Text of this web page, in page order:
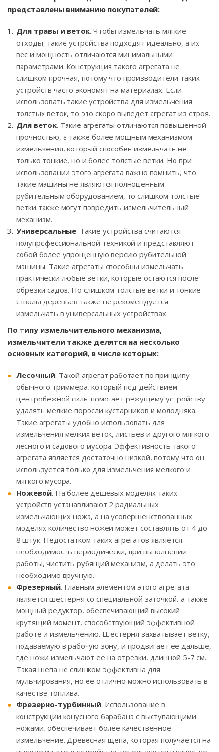
представлены вниманию покупателей:
Для травы и веток. Чтобы измельчать мягкие
отходы, такие устройства подходят идеально, а их
вес и мощность отличаются минимальными
параметрами. Конструкция такого агрегата не
слишком прочная, потому что производители таких
устройств часто экономят на материалах. Если
использовать такие устройства для измельчения
толстых веток, то это скоро выведет агрегат из строя.
Для веток. Такие агрегаты отличаются повышенной
прочностью, а также более мощным механизмом
измельчения, который способен измельчать не
только тонкие, но и более толстые ветки. Но при
использовании этого агрегата важно помнить, что
такие машины не являются полноценным
рубительным оборудованием, то слишком толстые
ветки также могут повредить измельчительный
механизм.
Универсальные. Такие устройства считаются
полупрофессиональной техникой и представляют
собой более упрощенную версию рубительной
машины. Такие агрегаты способны измельчать
практически любые ветки, которые остаются после
обрезки садов. Но слишком толстые ветки и тонкие
стволы деревьев также не рекомендуется
измельчать в универсальных устройствах.
По типу измельчительного механизма,
измельчители также делятся на несколько
основных категорий, в числе которых:
Лесочный. Такой агрегат работает по принципу
обычного триммера, который под действием
центробежной силы помогает режущему устройству
удалять мелкие поросли кустарников и молодняка.
Такие агрегаты удобно использовать для
измельчения мелких веток, листьев и другого мягкого
лесного и садового мусора. Эффективность такого
агрегата является достаточно низкой, потому что он
используется только для измельчения мелкого и
мягкого мусора.
Ножевой. На более дешевых моделях таких
устройств устанавливают 2 радиальных
измельчающих ножа, а на усовершенствованных
моделях количество ножей может составлять от 4 до
8 штук. Недостатком таких агрегатов является
необходимость периодически, при выполнении
работы, чистить рубящий механизм, а делать это
необходимо вручную.
Фрезерный. Главным элементом этого агрегата
является шестерня со специальной заточкой, а также
мощный редуктор, обеспечивающий высокий
крутящий момент, способствующий эффективной
работе и измельчению. Шестерня захватывает ветку,
подаваемую в рабочую зону, и продвигает ее дальше,
где ножи измельчают ее на отрезки, длинной 5-7 см.
Такая щепа не слишком эффективна для
мульчирования, но ее отлично можно использовать в
качестве топлива.
Фрезерно-турбинный. Использование в
конструкции конусного барабана с выступающими
ножами, обеспечивает более качественное
измельчение. Древесная щепа, которая получается на